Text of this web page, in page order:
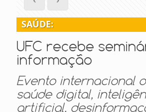
SAÚDE:
UFC recebe
informação
Evento internacional
saúde digital,
artificial,